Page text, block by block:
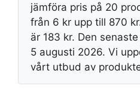
jämföra pris på 20
från 6 kr upp till 870
är 183 kr. Den
5 augusti 2026. Vi
vårt utbud av